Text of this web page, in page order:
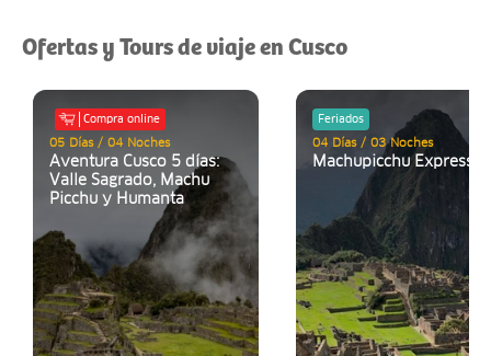
Ofertas y Tours de viaje en Cusco
Compra online
05 Días / 04 Noches
Aventura Cusco 5 días:
Valle Sagrado, Machu
Picchu y Humanta
Feriados
04 Días / 03 Noches
Machupicchu Express